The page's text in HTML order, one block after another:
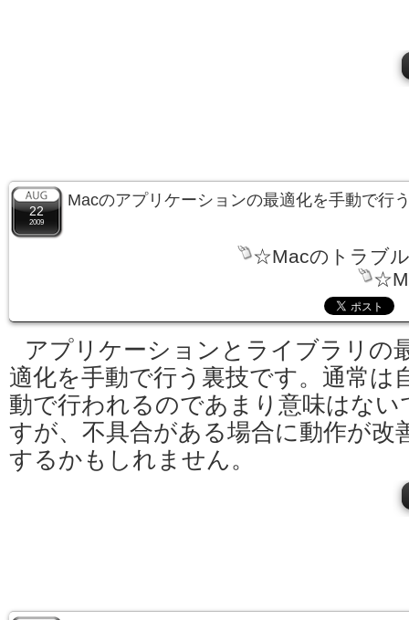
22
2009
Macのアプリケーションの最適化を手動で行
☆Macのトラブ
アプリケーションとライブラリの
適化を手動で行う裏技です。通常は
動で行われるのであまり意味はない
すが、不具合がある場合に動作が改
するかもしれません。